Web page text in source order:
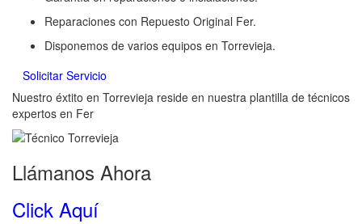
Reparaciones con Repuesto Original Fer.
Disponemos de varios equipos en Torrevieja.
Solicitar Servicio
Nuestro éxtito en Torrevieja reside en nuestra plantilla de técnicos
expertos en Fer
Llámanos Ahora
Click Aquí